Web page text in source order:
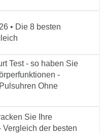
• Die 8 besten
Test - so haben Sie
-
Ohne
Sie Ihre
der besten